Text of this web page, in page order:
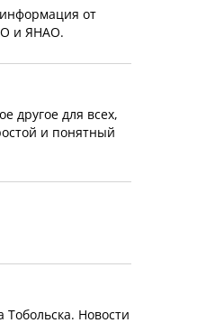
от
и ЯНАО.
другое для всех,
и понятный
Новости